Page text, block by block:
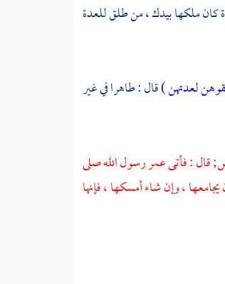
كان ملكها بيدك ، من طلق للعدة
لعدتهن) قال : طاهرا في غير
قال : فأتى عمر رسول الله صلى
، وإن شاء أمسكها ، فإنها